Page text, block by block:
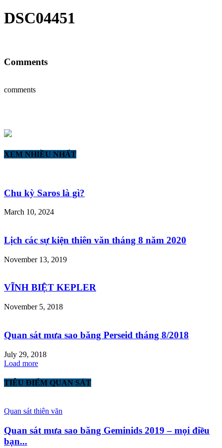
DSC04451
Comments
comments
XEM NHIỀU NHẤT
Chu kỳ Saros là gì?
March 10, 2024
Lịch các sự kiện thiên văn tháng 8 năm 2020
November 13, 2019
VĨNH BIỆT KEPLER
November 5, 2018
Quan sát mưa sao băng Perseid tháng 8/2018
July 29, 2018
Load more
TIÊU ĐIỂM QUAN SÁT
Quan sát thiên văn
Quan sát mưa sao băng Geminids 2019 – mọi điều
bạn...